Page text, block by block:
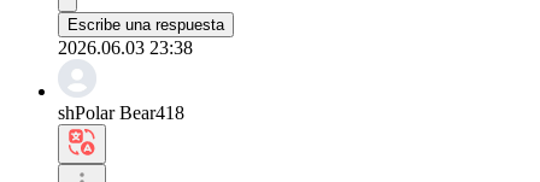
Escribe una respuesta
2026.06.03 23:38
shPolar Bear418